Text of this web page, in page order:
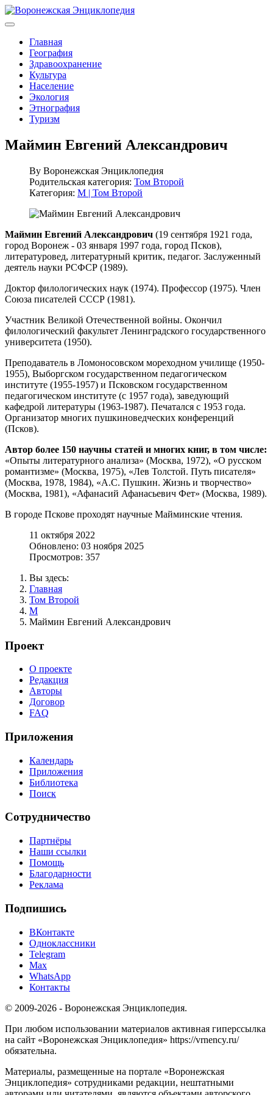
Главная
География
Здравоохранение
Культура
Население
Экология
Этнография
Туризм
Маймин Евгений Александрович
By Воронежская Энциклопедия
Родительская категория: Том Второй
Категория: М | Том Второй
Маймин Евгений Александрович (19 сентября 1921 года,
город Воронеж - 03 января 1997 года, город Псков),
литературовед, литературный критик, педагог. Заслуженный
деятель науки РСФСР (1989).
Доктор филологических наук (1974). Профессор (1975). Член
Союза писателей СССР (1981).
Участник Великой Отечественной войны. Окончил
филологический факультет Ленинградского государственного
университета (1950).
Преподаватель в Ломоносовском мореходном училище (1950-
1955), Выборгском государственном педагогическом
институте (1955-1957) и Псковском государственном
педагогическом институте (с 1957 года), заведующий
кафедрой литературы (1963-1987). Печатался с 1953 года.
Организатор многих пушкиноведческих конференций
(Псков).
Автор более 150 научны статей и многих книг, в том числе:
«Опыты литературного анализа» (Москва, 1972), «О русском
романтизме» (Москва, 1975), «Лев Толстой. Путь писателя»
(Москва, 1978, 1984), «А.С. Пушкин. Жизнь и творчество»
(Москва, 1981), «Афанасий Афанасьевич Фет» (Москва, 1989).
В городе Пскове проходят научные Майминские чтения.
11 октября 2022
Обновлено: 03 ноября 2025
Просмотров: 357
Вы здесь:
Главная
Том Второй
М
Маймин Евгений Александрович
Проект
О проекте
Редакция
Авторы
Договор
FAQ
Приложения
Календарь
Приложения
Библиотека
Поиск
Сотрудничество
Партнёры
Наши ссылки
Помощь
Благодарности
Реклама
Подпишись
ВКонтакте
Одноклассники
Telegram
Max
WhatsApp
Контакты
© 2009-2026 - Воронежская Энциклопедия.
При любом использовании материалов активная гиперссылка
на сайт «Воронежская Энциклопедия» https://vrnency.ru/
обязательна.
Материалы, размещенные на портале «Воронежская
Энциклопедия» сотрудниками редакции, нештатными